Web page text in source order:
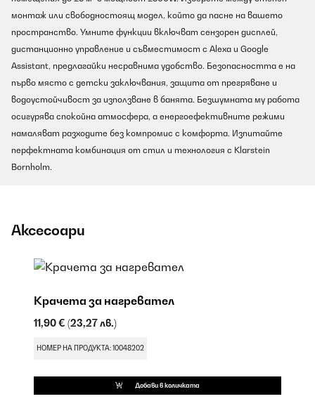
монтаж или свободностоящ модел, който да пасне на вашето
пространство. Умните функции включват сензорен дисплей,
дистанционно управление и съвместимост с Alexa и Google
Assistant, предлагайки несравнима удобство. Безопасността е на
първо място с детски заключвания, защита от прегряване и
водоустойчивост за използване в банята. Безшумната му работа
осигурява спокойна атмосфера, а енергоефективните режими
намаляват разходите без компромис с комфорта. Изпитайте
перфектната комбинация от стил и технология с Klarstein
Bornholm.
Аксесоари
Крачета за нагревател
11,90 € (23,27 лв.)
НОМЕР НА ПРОДУКТА: 10048202
Добави в количката